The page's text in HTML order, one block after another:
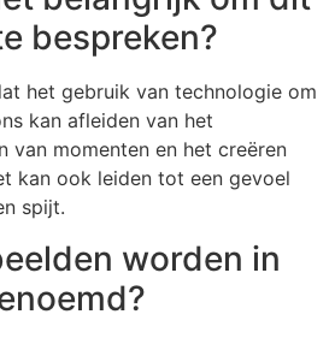
bespreken?
het gebruik van technologie om
kan afleiden van het
van momenten en het creëren
kan ook leiden tot een gevoel
spijt.
worden in